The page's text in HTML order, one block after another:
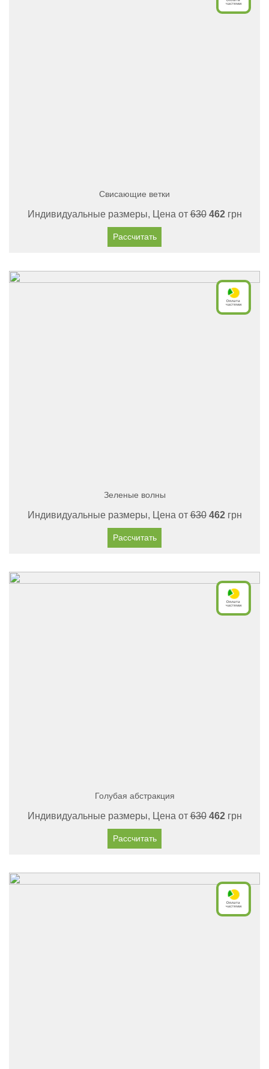
Свисающие ветки
Индивидуальные размеры, Цена от630 462грн
Рассчитать
Зеленые волны
Индивидуальные размеры, Цена от630 462грн
Рассчитать
Голубая абстракция
Индивидуальные размеры, Цена от630 462грн
Рассчитать